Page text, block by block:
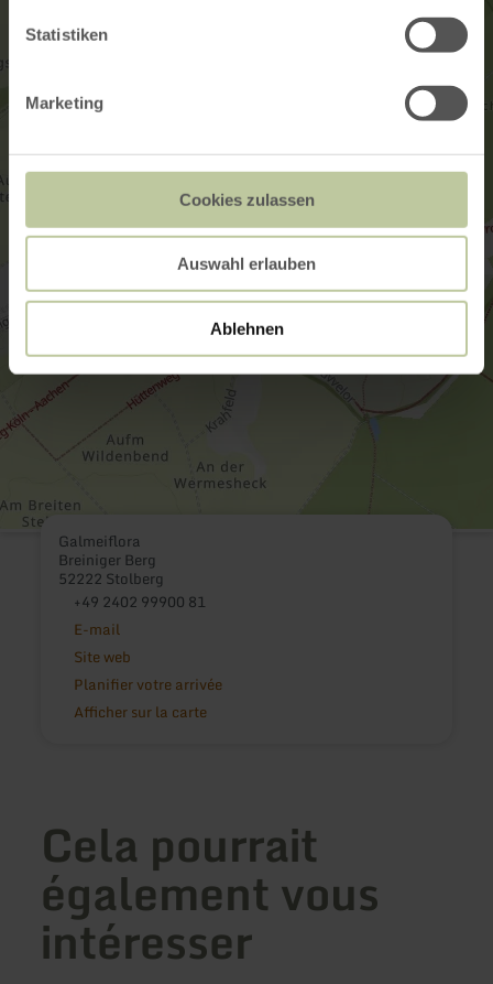
Statistiken
Marketing
Cookies zulassen
Auswahl erlauben
Ablehnen
Galmeiflora
Breiniger Berg
52222 Stolberg
+49 2402 99900 81
E-mail
Site web
Planifier votre arrivée
Afficher sur la carte
Cela pourrait
également vous
intéresser